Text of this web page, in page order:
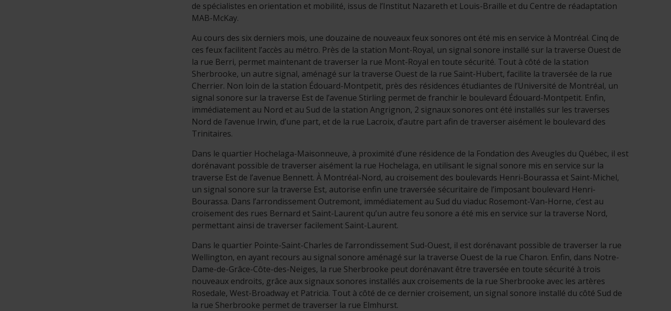
de spécialistes en orientation et mobilité, issus de l’Institut Nazareth et Louis-Braille et du Centre de réadaptation
MAB-McKay.
Au cours des six derniers mois, une douzaine de nouveaux feux sonores ont été mis en service à Montréal. Cinq de
ces feux facilitent l’accès au métro. Près de la station Mont-Royal, un signal sonore installé sur la traverse Ouest de
la rue Berri, permet maintenant de traverser la rue Mont-Royal en toute sécurité. Tout à côté de la station
Sherbrooke, un autre signal, aménagé sur la traverse Ouest de la rue Saint-Hubert, facilite la traversée de la rue
Cherrier. Non loin de la station Édouard-Montpetit, près des résidences étudiantes de l’Université de Montréal, un
signal sonore sur la traverse Est de l’avenue Stirling permet de franchir le boulevard Édouard-Montpetit. Enfin,
immédiatement au Nord et au Sud de la station Angrignon, 2 signaux sonores ont été installés sur les traverses
Nord de l’avenue Irwin, d’une part, et de la rue Lacroix, d’autre part afin de traverser aisément le boulevard des
Trinitaires.
Dans le quartier Hochelaga-Maisonneuve, à proximité d’une résidence de la Fondation des Aveugles du Québec, il est
dorénavant possible de traverser aisément la rue Hochelaga, en utilisant le signal sonore mis en service sur la
traverse Est de l’avenue Bennett. À Montréal-Nord, au croisement des boulevards Henri-Bourassa et Saint-Michel,
un signal sonore sur la traverse Est, autorise enfin une traversée sécuritaire de l’imposant boulevard Henri-
Bourassa. Dans l’arrondissement Outremont, immédiatement au Sud du viaduc Rosemont-Van-Horne, c’est au
croisement des rues Bernard et Saint-Laurent qu’un autre feu sonore a été mis en service sur la traverse Nord,
permettant ainsi de traverser facilement Saint-Laurent.
Dans le quartier Pointe-Saint-Charles de l’arrondissement Sud-Ouest, il est dorénavant possible de traverser la rue
Wellington, en ayant recours au signal sonore aménagé sur la traverse Ouest de la rue Charon. Enfin, dans Notre-
Dame-de-Grâce-Côte-des-Neiges, la rue Sherbrooke peut dorénavant être traversée en toute sécurité à trois
nouveaux endroits, grâce aux signaux sonores installés aux croisements de la rue Sherbrooke avec les artères
Rosedale, West-Broadway et Patricia. Tout à côté de ce dernier croisement, un signal sonore installé du côté Sud de
la rue Sherbrooke permet de traverser la rue Elmhurst.